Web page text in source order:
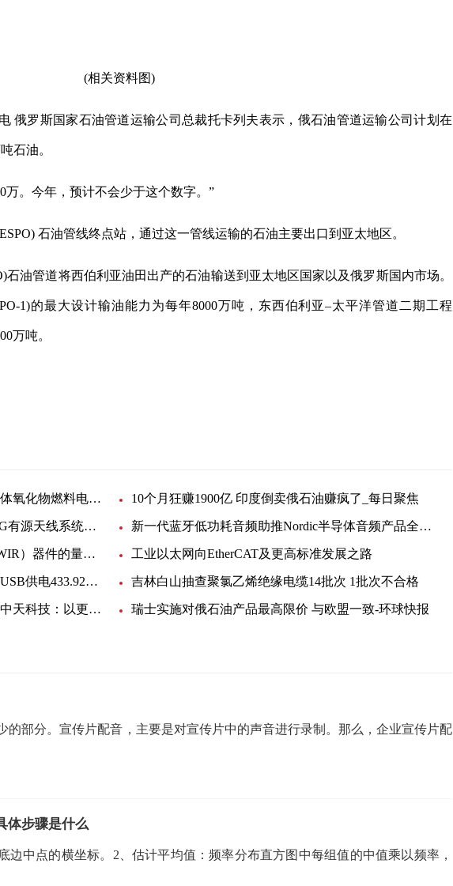
(相关资料图)
俄罗斯国家石油管道运输公司总裁托卡列夫表示，俄石油管道运输公司计划在
石油。
万。今年，预计不会少于这个数字。”
石油管线终点站，通过这一管线运输的石油主要出口到亚太地区。
石油管道将西伯利亚油田出产的石油输送到亚太地区国家以及俄罗斯国内市场。
1)的最大设计输油能力为每年8000万吨，东西伯利亚–太平洋管道二期工程
万吨。
潍柴发布全球首款大功率金属支撑固体氧化物燃料电池SOFC商业化产 10个月狂赚1900亿 印度倒卖俄石油赚疯了_每日聚焦
瑞萨电子宣布与AMD携手展示面向5G有源天线系统的完整RF和数字前端设计 新一代蓝牙低功耗音频助推Nordic半导体音频产品全面升级
ROHM确立了业界超小短波红外（SWIR）器件的量产技术 非常适用于便携设备和可穿戴设备等新领域的感测应用 工业以太网向EtherCAT及更高标准发展之路
焦点消息！搞定电路设计之防过热的USB供电433.92MHz RF功率放大器 吉林白山抽查聚氯乙烯绝缘电缆14批次 1批次不合格
焦点关注：江苏省委书记信长星调研中天科技：以更多拳头产品抢占竞争制高点 瑞士实施对俄石油产品最高限价 与欧盟一致-环球快报
的部分。宣传片配音，主要是对宣传片中的声音进行录制。那么，企业宣传片配
体步骤是什么
边中点的横坐标。2、估计平均值：频率分布直方图中每组值的中值乘以频率，